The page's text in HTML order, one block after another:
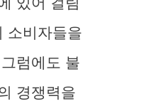
소비자들을
럼에도 불
경쟁력을